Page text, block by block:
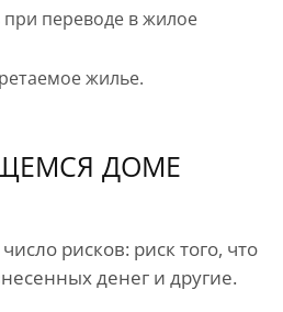
переводе в жилое
жилье.
ДОМЕ
рисков: риск того, что
денег и другие.